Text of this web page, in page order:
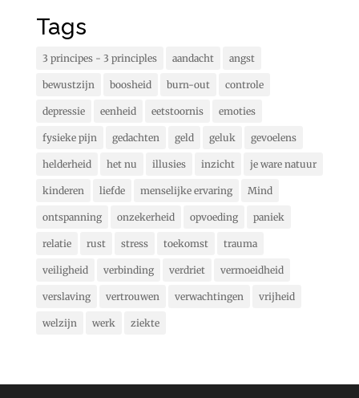
Tags
3 principes - 3 principles aandacht angst
bewustzijn boosheid burn-out controle
depressie eenheid eetstoornis emoties
fysieke pijn gedachten geld geluk gevoelens
helderheid het nu illusies inzicht je ware natuur
kinderen liefde menselijke ervaring Mind
ontspanning onzekerheid opvoeding paniek
relatie rust stress toekomst trauma
veiligheid verbinding verdriet vermoeidheid
verslaving vertrouwen verwachtingen vrijheid
welzijn werk ziekte